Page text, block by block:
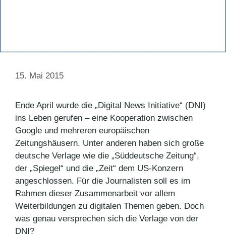
15. Mai 2015
Ende April wurde die „Digital News Initiative“ (DNI)
ins Leben gerufen – eine Kooperation zwischen
Google und mehreren europäischen
Zeitungshäusern. Unter anderen haben sich große
deutsche Verlage wie die „Süddeutsche Zeitung“,
der „Spiegel“ und die „Zeit“ dem US-Konzern
angeschlossen. Für die Journalisten soll es im
Rahmen dieser Zusammenarbeit vor allem
Weiterbildungen zu digitalen Themen geben. Doch
was genau versprechen sich die Verlage von der
DNI?